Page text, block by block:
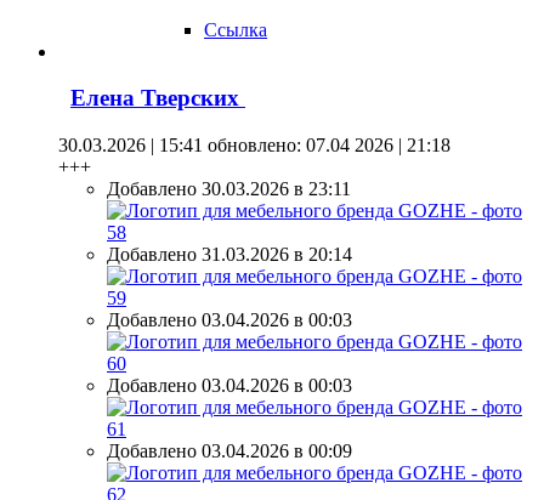
Ссылка
Елена Тверских
30.03.2026 | 15:41 обновлено: 07.04 2026 | 21:18
+++
Добавлено 30.03.2026 в 23:11
Добавлено 31.03.2026 в 20:14
Добавлено 03.04.2026 в 00:03
Добавлено 03.04.2026 в 00:03
Добавлено 03.04.2026 в 00:09